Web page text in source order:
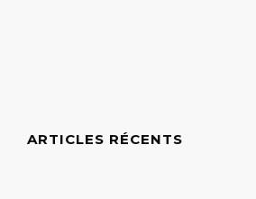
ARTICLES RÉCENTS